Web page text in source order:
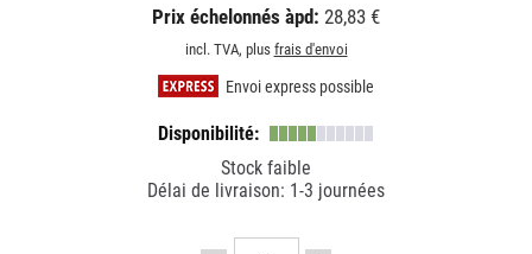
Prix échelonnés àpd: 28,83 €
incl. TVA, plus frais d'envoi
Envoi express possible
Disponibilité:
Stock faible
Délai de livraison: 1-3 journées